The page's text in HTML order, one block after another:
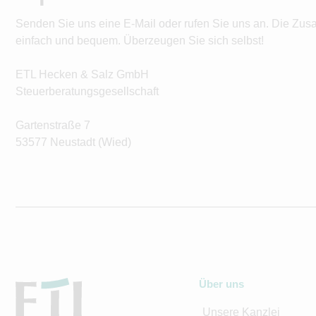
Senden Sie uns eine E-Mail oder rufen Sie uns an. Die
einfach und bequem. Überzeugen Sie sich selbst!
ETL Hecken & Salz GmbH
Steuerberatungsgesellschaft
Gartenstraße 7
53577 Neustadt (Wied)
Über uns
Unsere Kanzlei